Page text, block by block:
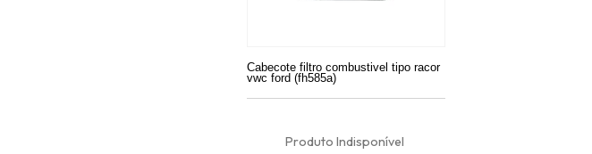
Cabecote filtro combustivel tipo racor
vwc ford (fh585a)
Produto Indisponível